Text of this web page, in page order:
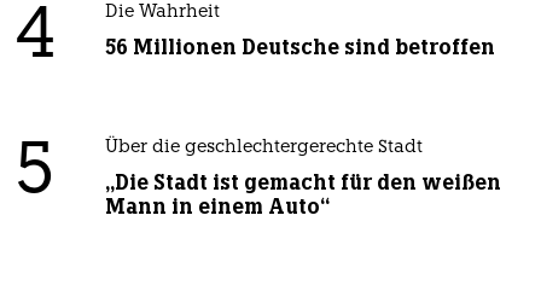
4 Die Wahrheit
56 Millionen Deutsche sind betroffen
5 Über die geschlechtergerechte Stadt
„Die Stadt ist gemacht für den weißen
Mann in einem Auto“